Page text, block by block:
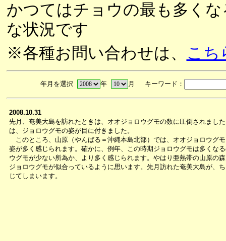
かつてはチョウの最も多く
な状況です
※各種お問い合わせは、 こち
年月を選択 年 月 キーワード：
2008.10.31
先月、奄美大島を訪れたときは、オオジョロウグモの数に圧倒されまし
は、ジョロウグモの姿が目に付きました。
このところ、山原（やんばる＝沖縄本島北部）では、オオジョロウグ
姿が多く感じられます。確かに、例年、この時期ジョロウグモは多くな
ウグモが少ない所為か、より多く感じられます。やはり亜熱帯の山原の
ジョロウグモが似合っているように思います。先月訪れた奄美大島が、
じてしまいます。